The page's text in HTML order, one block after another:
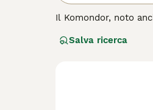
Il Komondor, noto
utilizzato per la
manto richiede
Per scoprire se il
Salva ricerca